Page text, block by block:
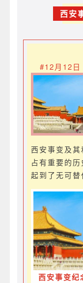
西安
#12月12日
西安事变及
占有重要的
起到了无可替
西安事变纪